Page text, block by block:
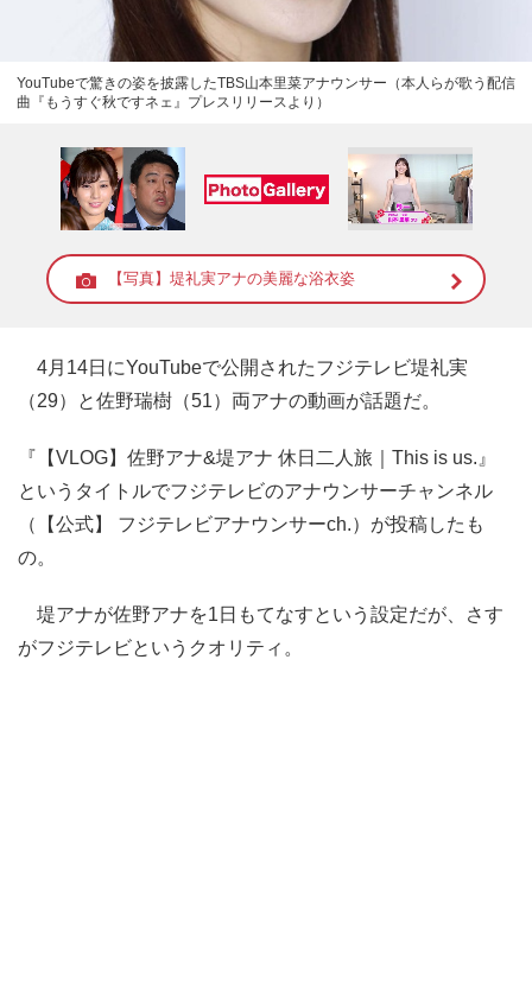
YouTubeで驚きの姿を披露したTBS山本里菜アナウンサー（本人らが歌う配信
曲『もうすぐ秋ですネェ』プレスリリースより）
【写真】堤礼実アナの美麗な浴衣姿
4月14日にYouTubeで公開されたフジテレビ堤礼実
（29）と佐野瑞樹（51）両アナの動画が話題だ。
『【VLOG】佐野アナ&堤アナ 休日二人旅｜This is us.』
というタイトルでフジテレビのアナウンサーチャンネル
（【公式】 フジテレビアナウンサーch.）が投稿したも
の。
堤アナが佐野アナを1日もてなすという設定だが、さす
がフジテレビというクオリティ。